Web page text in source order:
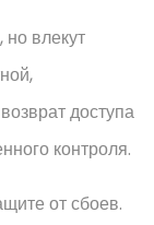
влекут
доступа
контроля.
от сбоев.